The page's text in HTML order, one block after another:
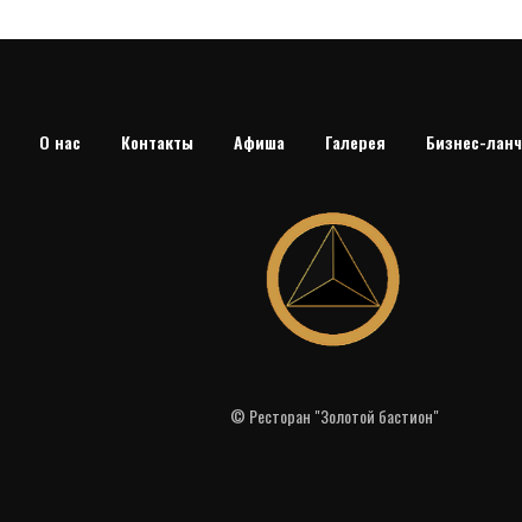
О нас Контакты Афиша Галерея Бизнес-ланч
© Ресторан "Золотой бастион"